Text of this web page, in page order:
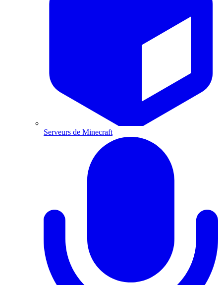
Serveurs de Minecraft